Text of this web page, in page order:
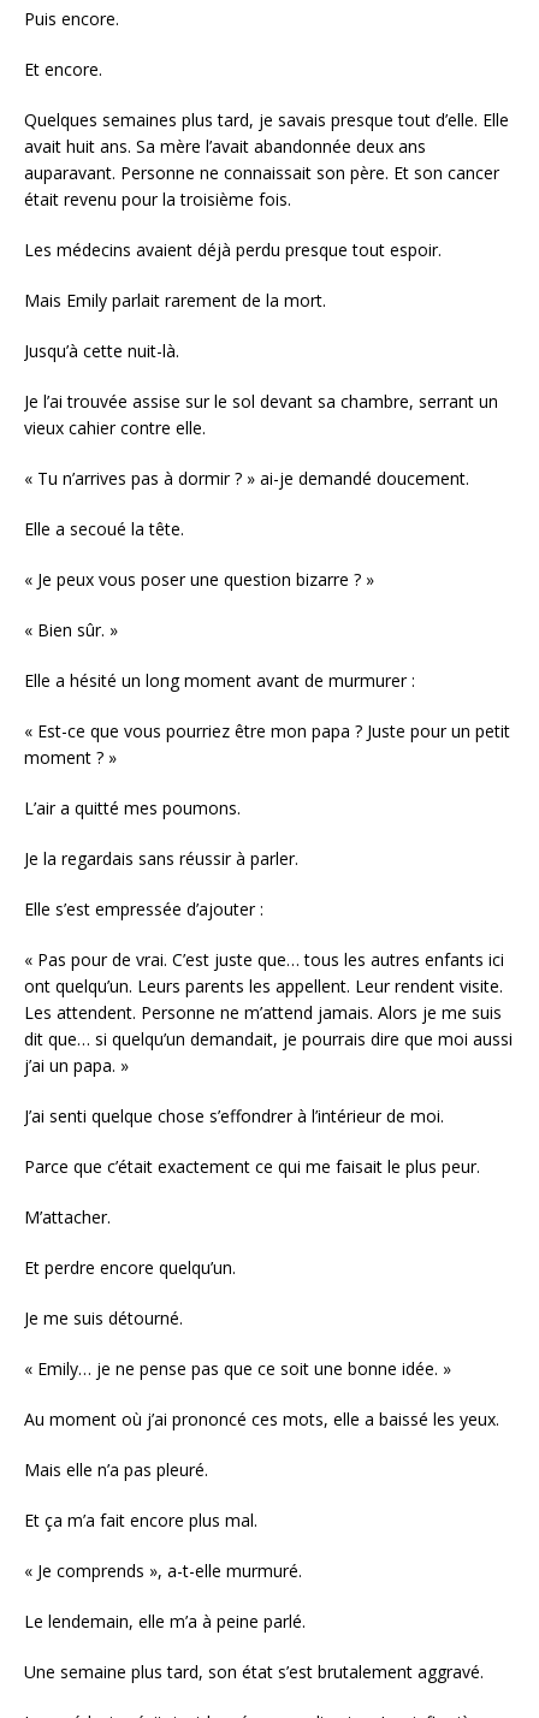
Puis encore.
Et encore.
Quelques semaines plus tard, je savais presque tout d’elle. Elle
avait huit ans. Sa mère l’avait abandonnée deux ans
auparavant. Personne ne connaissait son père. Et son cancer
était revenu pour la troisième fois.
Les médecins avaient déjà perdu presque tout espoir.
Mais Emily parlait rarement de la mort.
Jusqu’à cette nuit-là.
Je l’ai trouvée assise sur le sol devant sa chambre, serrant un
vieux cahier contre elle.
« Tu n’arrives pas à dormir ? » ai-je demandé doucement.
Elle a secoué la tête.
« Je peux vous poser une question bizarre ? »
« Bien sûr. »
Elle a hésité un long moment avant de murmurer :
« Est-ce que vous pourriez être mon papa ? Juste pour un petit
moment ? »
L’air a quitté mes poumons.
Je la regardais sans réussir à parler.
Elle s’est empressée d’ajouter :
« Pas pour de vrai. C’est juste que… tous les autres enfants ici
ont quelqu’un. Leurs parents les appellent. Leur rendent visite.
Les attendent. Personne ne m’attend jamais. Alors je me suis
dit que… si quelqu’un demandait, je pourrais dire que moi aussi
j’ai un papa. »
J’ai senti quelque chose s’effondrer à l’intérieur de moi.
Parce que c’était exactement ce qui me faisait le plus peur.
M’attacher.
Et perdre encore quelqu’un.
Je me suis détourné.
« Emily… je ne pense pas que ce soit une bonne idée. »
Au moment où j’ai prononcé ces mots, elle a baissé les yeux.
Mais elle n’a pas pleuré.
Et ça m’a fait encore plus mal.
« Je comprends », a-t-elle murmuré.
Le lendemain, elle m’a à peine parlé.
Une semaine plus tard, son état s’est brutalement aggravé.